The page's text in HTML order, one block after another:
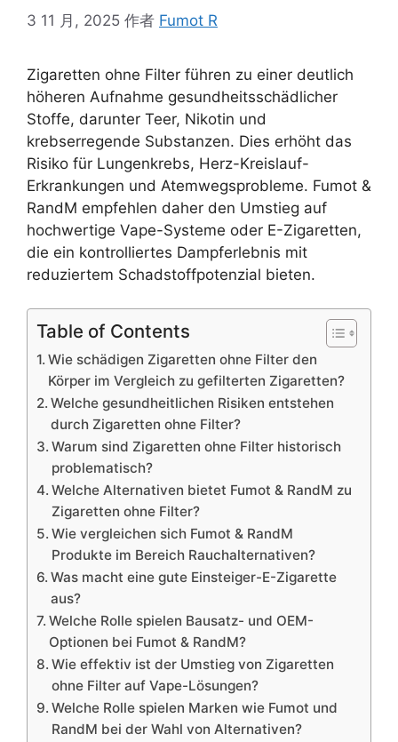
3 11 月, 2025 作者 Fumot R
Zigaretten ohne Filter führen zu einer deutlich
höheren Aufnahme gesundheitsschädlicher
Stoffe, darunter Teer, Nikotin und
krebserregende Substanzen. Dies erhöht das
Risiko für Lungenkrebs, Herz-Kreislauf-
Erkrankungen und Atemwegsprobleme. Fumot &
RandM empfehlen daher den Umstieg auf
hochwertige Vape-Systeme oder E-Zigaretten,
die ein kontrolliertes Dampferlebnis mit
reduziertem Schadstoffpotenzial bieten.
Table of Contents
Wie schädigen Zigaretten ohne Filter den
Körper im Vergleich zu gefilterten Zigaretten?
Welche gesundheitlichen Risiken entstehen
durch Zigaretten ohne Filter?
Warum sind Zigaretten ohne Filter historisch
problematisch?
Welche Alternativen bietet Fumot & RandM zu
Zigaretten ohne Filter?
Wie vergleichen sich Fumot & RandM
Produkte im Bereich Rauchalternativen?
Was macht eine gute Einsteiger-E-Zigarette
aus?
Welche Rolle spielen Bausatz- und OEM-
Optionen bei Fumot & RandM?
Wie effektiv ist der Umstieg von Zigaretten
ohne Filter auf Vape-Lösungen?
Welche Rolle spielen Marken wie Fumot und
RandM bei der Wahl von Alternativen?